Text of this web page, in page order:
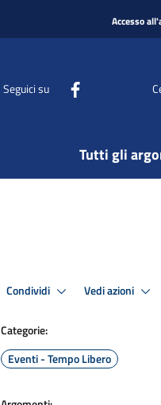
Accesso
Seguici su
Tutti gli
Condividi Vedi azioni
Categorie:
Eventi - Tempo Libero